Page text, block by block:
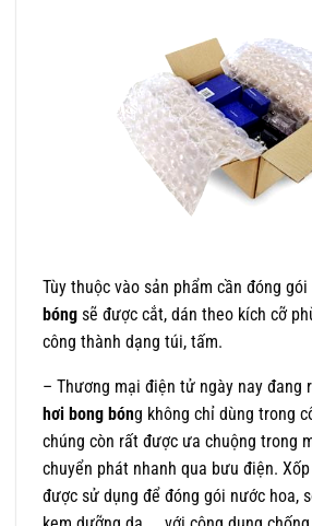
Tùy thuộc vào sản phẩm cần đóng gói
bóng sẽ được cắt, dán theo kích cỡ
công thành dạng túi, tấm.
– Thương mại điện tử ngày nay đang
hơi bong bóng không chỉ dùng trong
chúng còn rất được ưa chuộng trong
chuyển phát nhanh qua bưu điện.
được sử dụng để đóng gói nước hoa,